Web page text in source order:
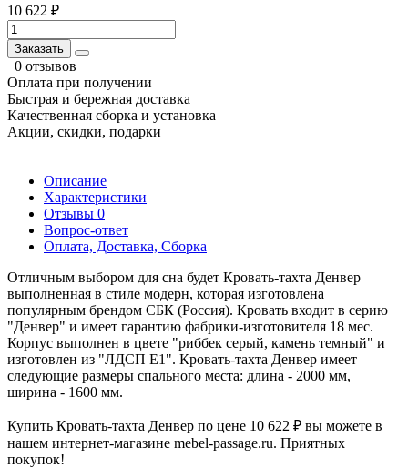
10 622 ₽
Заказать
0 отзывов
Оплата при получении
Быстрая и бережная доставка
Качественная сборка и установка
Акции, скидки, подарки
Описание
Характеристики
Отзывы 0
Вопрос-ответ
Оплата, Доставка, Сборка
Отличным выбором для сна будет Кровать-тахта Денвер
выполненная в стиле модерн, которая изготовлена
популярным брендом СБК (Россия). Кровать входит в серию
"Денвер" и имеет гарантию фабрики-изготовителя 18 мес.
Корпус выполнен в цвете "риббек серый, камень темный" и
изготовлен из "ЛДСП Е1". Кровать-тахта Денвер имеет
следующие размеры спального места: длина - 2000 мм,
ширина - 1600 мм.
Купить Кровать-тахта Денвер по цене 10 622 ₽ вы можете в
нашем интернет-магазине mebel-passage.ru. Приятных
покупок!